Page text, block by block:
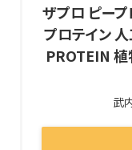
ザプロ ピー
プロテイン
PROTEIN 植
武